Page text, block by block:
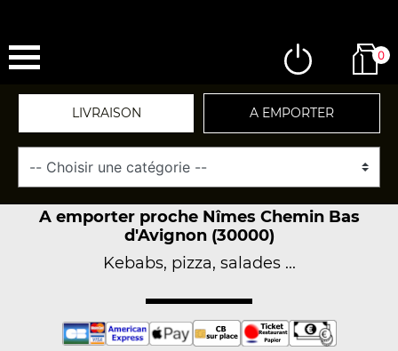
0
LIVRAISON A EMPORTER
A emporter proche Nîmes Chemin Bas
d'Avignon (30000)
Kebabs, pizza, salades ...